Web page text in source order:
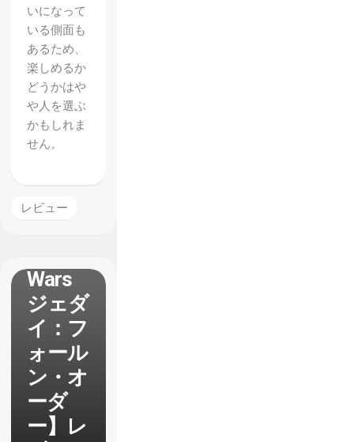
いになって
いる側面も
あるため、
楽しめるか
どうかはや
や人を選ぶ
かもしれま
せん。
レビュー
Wars
ジェダ
イ：フ
ォール
ン・オ
ーダ
ー】レ